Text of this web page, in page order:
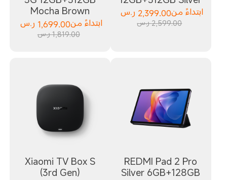
ابتداءً من2,399.00 ر.س
2,599.00 ر.س
Mocha Brown
ابتداءً من1,699.00 ر.س
1,819.00 ر.س
REDMI Pad 2 Pro
Silver 6GB+128GB
Xiaomi TV Box S
(3rd Gen)